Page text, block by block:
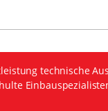
technische